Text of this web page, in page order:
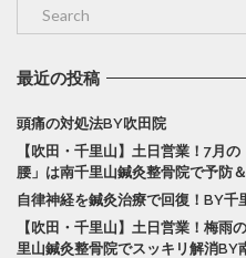
最近の投稿
頭痛の対処法BY吹田院
【吹田・千里山】土日営業！7月
腰」は南千里山鍼灸整骨院で予防
自律神経を鍼灸治療で回復！BY千
【吹田・千里山】土日営業！梅雨
里山鍼灸整骨院でスッキリ解消BY